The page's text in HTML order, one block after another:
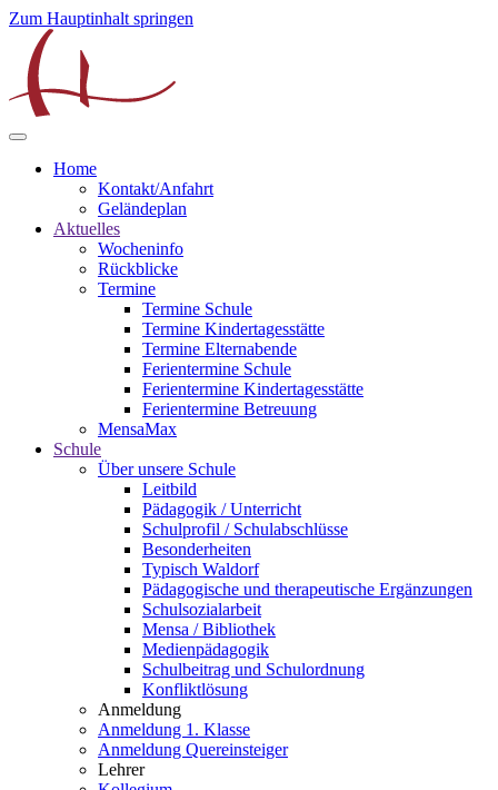
Zum Hauptinhalt springen
Home
Kontakt/Anfahrt
Geländeplan
Aktuelles
Wocheninfo
Rückblicke
Termine
Termine Schule
Termine Kindertagesstätte
Termine Elternabende
Ferientermine Schule
Ferientermine Kindertagesstätte
Ferientermine Betreuung
MensaMax
Schule
Über unsere Schule
Leitbild
Pädagogik / Unterricht
Schulprofil / Schulabschlüsse
Besonderheiten
Typisch Waldorf
Pädagogische und therapeutische Ergänzungen
Schulsozialarbeit
Mensa / Bibliothek
Medienpädagogik
Schulbeitrag und Schulordnung
Konfliktlösung
Anmeldung
Anmeldung 1. Klasse
Anmeldung Quereinsteiger
Lehrer